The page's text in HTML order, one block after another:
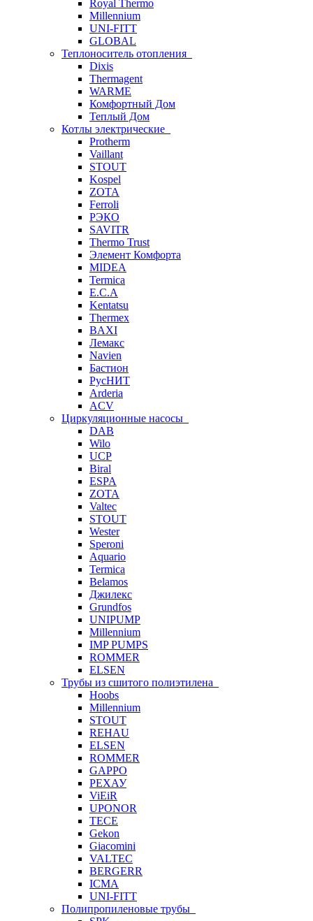
Royal Thermo
Millennium
UNI-FITT
GLOBAL
Теплоноситель отопления
Dixis
Thermagent
WARME
Комфортный Дом
Теплый Дом
Котлы электрические
Protherm
Vaillant
STOUT
Kospel
ZOTA
Ferroli
РЭКО
SAVITR
Thermo Trust
Элемент Комфорта
MIDEA
Termica
E.C.A
Kentatsu
Thermex
BAXI
Лемакс
Navien
Бастион
РусНИТ
Arderia
ACV
Циркуляционные насосы
DAB
Wilo
UCP
Biral
ESPA
ZOTA
Valtec
STOUT
Wester
Speroni
Aquario
Termica
Belamos
Джилекс
Grundfos
UNIPUMP
Millennium
IMP PUMPS
ROMMER
ELSEN
Трубы из сшитого полиэтилена
Hoobs
Millennium
STOUT
REHAU
ELSEN
ROMMER
GAPPO
РЕХАУ
ViEiR
UPONOR
TECE
Gekon
Giacomini
VALTEC
BERGERR
ICMA
UNI-FITT
Полипропиленовые трубы